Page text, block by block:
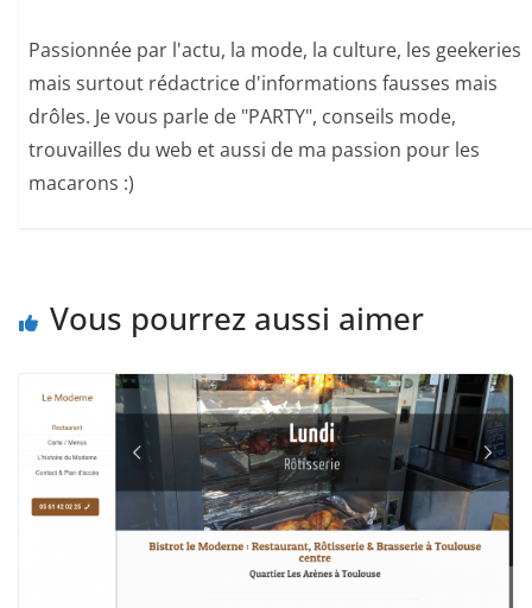
Passionnée par l'actu, la mode, la culture, les geekeries
mais surtout rédactrice d'informations fausses mais
drôles. Je vous parle de "PARTY", conseils mode,
trouvailles du web et aussi de ma passion pour les
macarons :)
Vous pourrez aussi aimer